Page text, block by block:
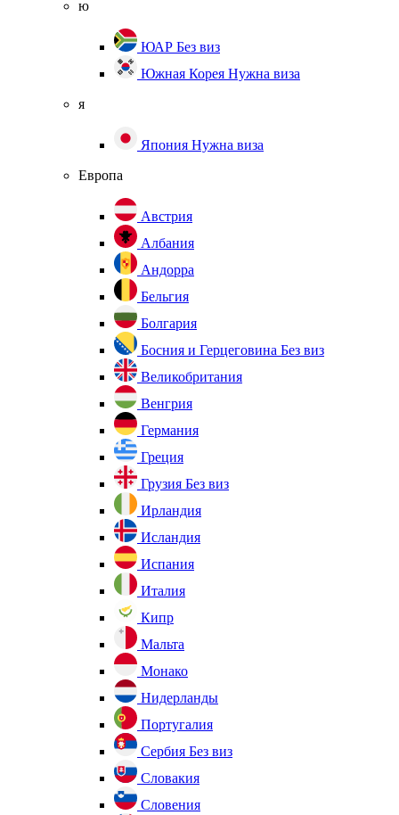
ю
ЮАР Без виз
Южная Корея Нужна виза
я
Япония Нужна виза
Европа
Австрия
Албания
Андорра
Бельгия
Болгария
Босния и Герцеговина Без виз
Великобритания
Венгрия
Германия
Греция
Грузия Без виз
Ирландия
Исландия
Испания
Италия
Кипр
Мальта
Монако
Нидерланды
Португалия
Сербия Без виз
Словакия
Словения